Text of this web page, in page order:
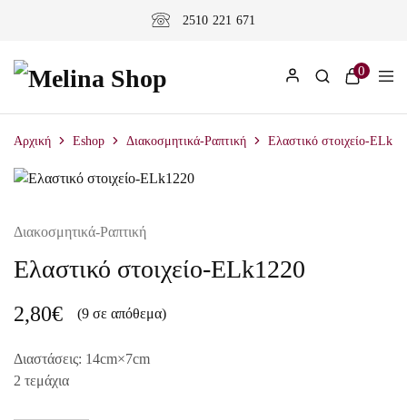
2510 221 671
0
Αρχική Eshop Διακοσμητικά-Ραπτική Ελαστικό στοιχείο-
Διακοσμητικά-Ραπτική
Ελαστικό στοιχείο-ELk1220
2,80€ (9 σε απόθεμα)
Διαστάσεις: 14cm×7cm
2 τεμάχια